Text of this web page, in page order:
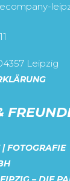
Leipzig
FOTOGRAFIE